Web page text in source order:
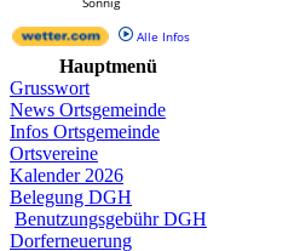
Alle Infos
Hauptmenü
Grusswort
News Ortsgemeinde
Infos Ortsgemeinde
Ortsvereine
Kalender 2026
Belegung DGH
Benutzungsgebühr DGH
Dorferneuerung